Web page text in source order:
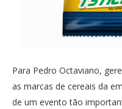
Para Pedro Octaviano,
as marcas de cereais da
de um evento tão